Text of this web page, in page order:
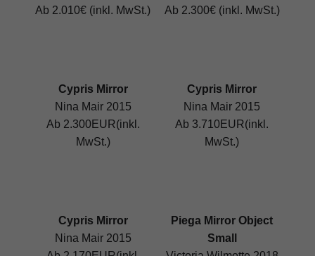
Ab 2.010€ (inkl. MwSt.)
Ab 2.300€ (inkl. MwSt.)
Cypris Mirror
Nina Mair 2015
Ab 2.300EUR(inkl.
MwSt.)
Cypris Mirror
Nina Mair 2015
Ab 3.710EUR(inkl.
MwSt.)
Cypris Mirror
Nina Mair 2015
Piega Mirror Object
Small